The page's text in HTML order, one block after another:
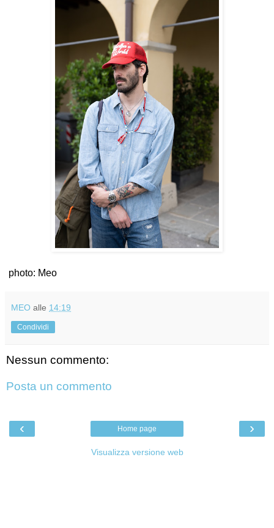
photo: Meo
MEO alle 14:19
Condividi
Nessun commento:
Posta un commento
‹ ›
Home page
Visualizza versione web